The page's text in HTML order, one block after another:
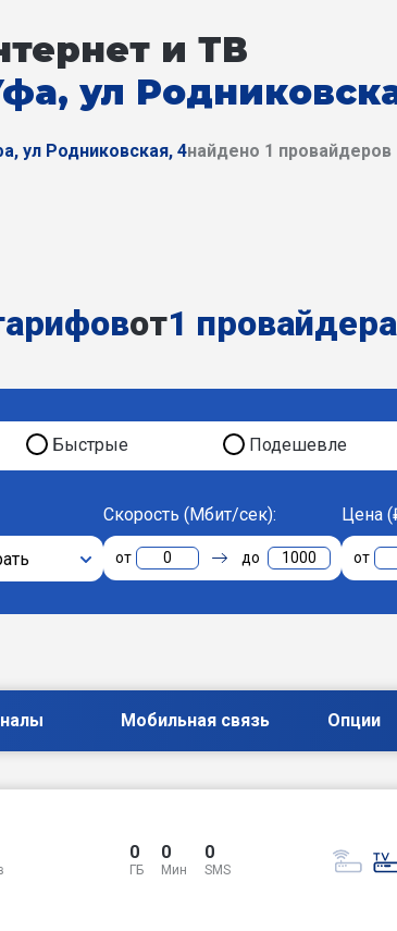
и ТВ
ул
ул Родниковская, 4найдено 1 провайдеров
от1 провайдера
Быстрые Подешевле
Скорость (Мбит/сек):
0 1000
Цена
Мобильная связь Опции
0
ГБ
0
Мин
0
SMS